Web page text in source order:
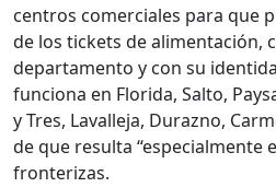
centros comerciales para que
de los tickets de alimentación,
departamento y con su
funciona en Florida, Salto,
y Tres, Lavalleja, Durazno,
de que resulta “especialmente
fronterizas.